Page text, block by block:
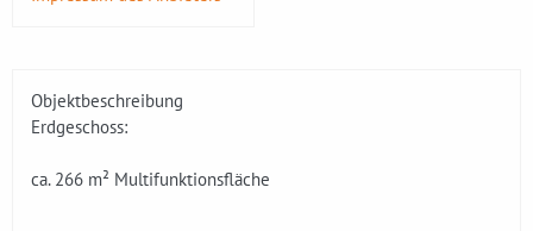
Objektbeschreibung
Erdgeschoss:
ca. 266 m² Multifunktionsfläche